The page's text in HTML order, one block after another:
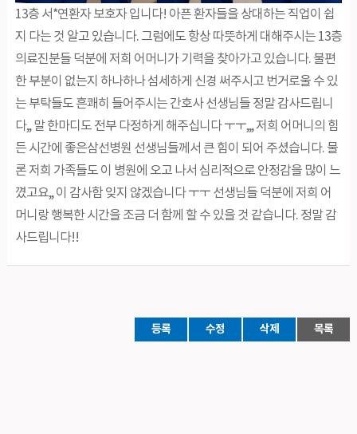
13층 서*연환자 보호자 입니다! 아픈 환자들을 상대하는 직업이 쉽
지 다는 것 알고 있습니다. 그럼에도 항상 따뜻하게 대해주시는 13층
의료진분들 덕분에 저희 어머니가 기력을 찾아가고 있습니다. 불편
한 부분이 없는지 하나하나 섬세하게 신경 써주시고 번거로울 수 있
는 부탁들도 흔쾌히 들어주시는 간호사 선생님들 정말 감사드립니
다,, 말 한마디도 전부 다정하게 해주십니다 ㅜㅜ,,, 저희 어머니의 힘
든 시간에 좋은삼선병원 선생님들께서 큰 힘이 되어 주셨습니다. 물
론 저희 가족들도 이 병원에 오고 나서 심리적으로 안정감을 많이 느
꼈고요,, 이 감사함 잊지 않겠습니다 ㅜㅜ 선생님들 덕분에 저희 어
머니랑 행복한 시간을 조금 더 함께 할 수 있을 것 같습니다. 정말 감
사드립니다!!
등록 수정 삭제 목록